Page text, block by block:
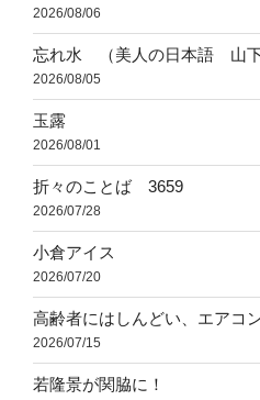
2026/08/06
忘れ水 （美人の日本語 山下
2026/08/05
玉露
2026/08/01
折々のことば 3659
2026/07/28
小倉アイス
2026/07/20
高齢者にはしんどい、エアコ
2026/07/15
若隆景が関脇に！